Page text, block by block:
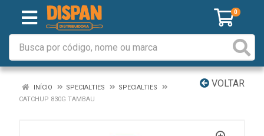
0
VOLTAR
INÍCIO SPECIALTIES
SPECIALTIES
CATCHUP 830G TAMBAU